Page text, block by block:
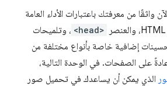
من معرفتك باعتبارات الأداء العامة
<head> ، وتلميحات
إضافية خاصة بأنواع مختلفة من
على الصفحات. في الوحدة التالية،
يمكن أن يساعدك في تحميل صور